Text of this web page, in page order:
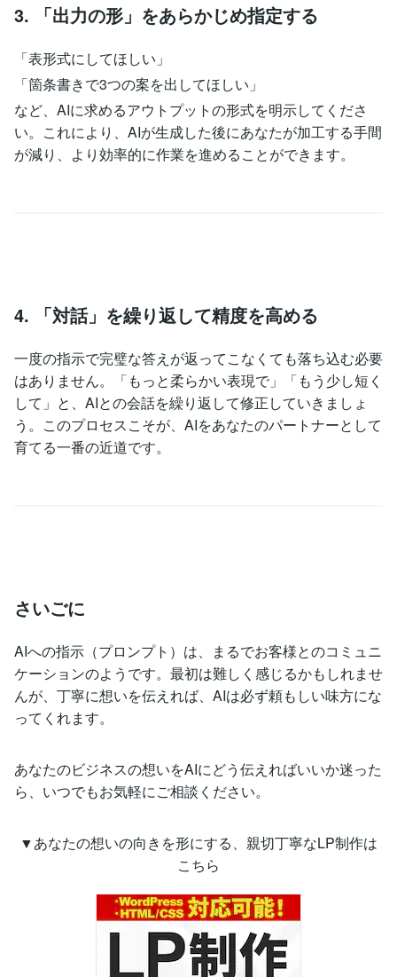
3. 「出力の形」をあらかじめ指定する
「表形式にしてほしい」
「箇条書きで3つの案を出してほしい」
など、AIに求めるアウトプットの形式を明示してくださ
い。これにより、AIが生成した後にあなたが加工する手間
が減り、より効率的に作業を進めることができます。
4. 「対話」を繰り返して精度を高める
一度の指示で完璧な答えが返ってこなくても落ち込む必要
はありません。「もっと柔らかい表現で」「もう少し短く
して」と、AIとの会話を繰り返して修正していきましょ
う。このプロセスこそが、AIをあなたのパートナーとして
育てる一番の近道です。
さいごに
AIへの指示（プロンプト）は、まるでお客様とのコミュニ
ケーションのようです。最初は難しく感じるかもしれませ
んが、丁寧に想いを伝えれば、AIは必ず頼もしい味方にな
ってくれます。
あなたのビジネスの想いをAIにどう伝えればいいか迷った
ら、いつでもお気軽にご相談ください。
▼あなたの想いの向きを形にする、親切丁寧なLP制作は
こちら